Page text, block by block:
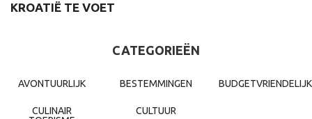
KROATIË TE VOET
CATEGORIEËN
AVONTUURLIJK BESTEMMINGEN BUDGETVRIENDELIJK
CULINAIR
CULTUUR